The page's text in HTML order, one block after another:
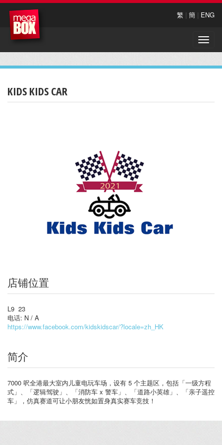
繁 | 簡 | ENG
Toggle
KIDS KIDS CAR
店铺位置
L9 23
电话: N / A
https://www.facebook.com/kidskidscar/?locale=zh_HK
简介
7000 呎全港最大室内儿童电玩车场，设有 5 个主题区，包括「一级方程
式」、「逻辑驾驶」、「消防车 x 警车」、「道路小英雄」、「亲子遥控
车」，仿真赛道可让小朋友恍如置身真实赛车竞技！